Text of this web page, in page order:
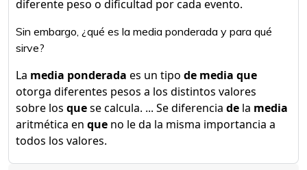
diferente peso o dificultad por cada evento.
Sin embargo, ¿qué es la media ponderada y para qué
sirve?
La media ponderada es un tipo de media que
otorga diferentes pesos a los distintos valores
sobre los quese calcula. ... Se diferencia de la media
aritmética en que no le da la misma importancia a
todos los valores.